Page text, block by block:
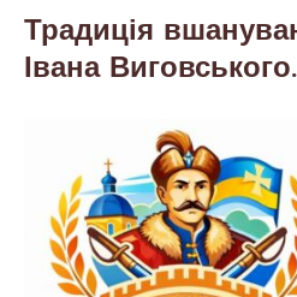
Традиція
Івана Виговського.